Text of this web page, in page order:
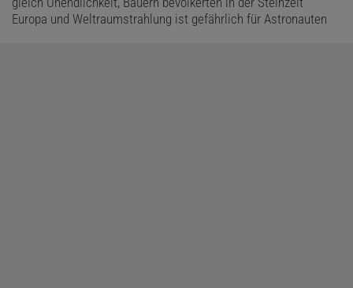
Europa und Weltraumstrahlung ist gefährlich für Astronauten